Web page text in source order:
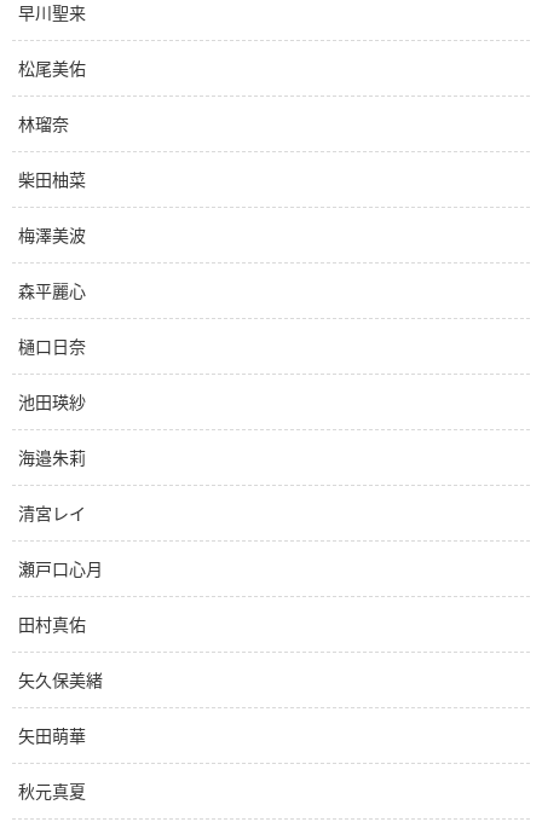
早川聖来
松尾美佑
林瑠奈
柴田柚菜
梅澤美波
森平麗心
樋口日奈
池田瑛紗
海邉朱莉
清宮レイ
瀬戸口心月
田村真佑
矢久保美緒
矢田萌華
秋元真夏